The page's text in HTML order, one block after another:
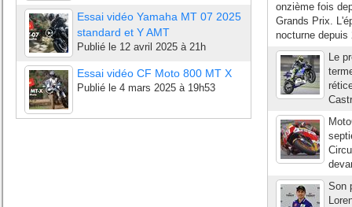
Essai vidéo Yamaha MT 07 2025
standard et Y AMT
Publié le 12 avril 2025 à 21h
Essai vidéo CF Moto 800 MT X
Publié le 4 mars 2025 à 19h53
onzième fois
Grands Prix.
nocturne depuis
Le
Son